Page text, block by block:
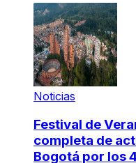
Noticias
Festival de
completa de
Bogotá por los